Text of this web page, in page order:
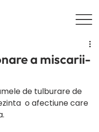
a miscarii-
de tulburare de
o afectiune care